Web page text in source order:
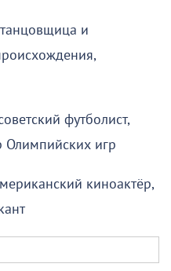
и
футболист,
Олимпийских игр
киноактёр,